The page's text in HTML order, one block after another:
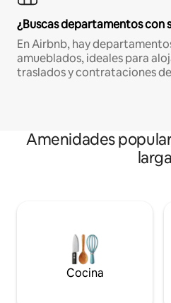
¿Buscas departamentos con
En Airbnb, hay
amueblados, ideales para
traslados y contrataciones
Amenidades
Cocina